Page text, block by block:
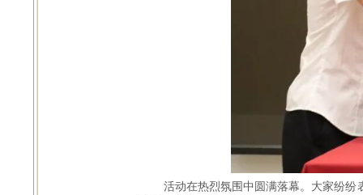
活动在热烈氛围中圆满落幕。大家纷